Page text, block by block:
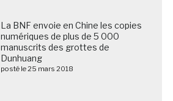
La BNF envoie en Chine les copies
numériques de plus de 5 000
manuscrits des grottes de
Dunhuang
posté le 25 mars 2018